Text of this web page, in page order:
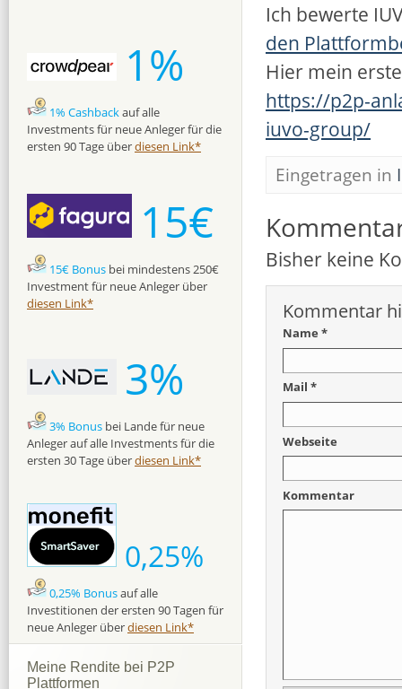
Ich bewerte
den
Hier mein
https://p2p-
iuvo-group/
Eingetragen in
Bisher keine
Kommentar
Name *
Mail *
Webseite
Kommentar
1%
1% Cashbackauf alle
Investments für neue Anleger für die
ersten 90 Tage überdiesen Link*
15€
15€ Bonus bei mindestens 250€
Investment für neue Anleger über
diesen Link*
3%
3% Bonus bei Lande für neue
Anleger auf alle Investments für die
ersten 30 Tage überdiesen Link*
0,25%
0,25% Bonusauf alle
Investitionen der ersten 90 Tagen für
neue Anleger überdiesen Link*
Meine Rendite bei P2P
Plattformen